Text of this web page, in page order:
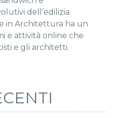
dell’edilizia.
in Architettura ha un
e attività online che
e gli architetti.